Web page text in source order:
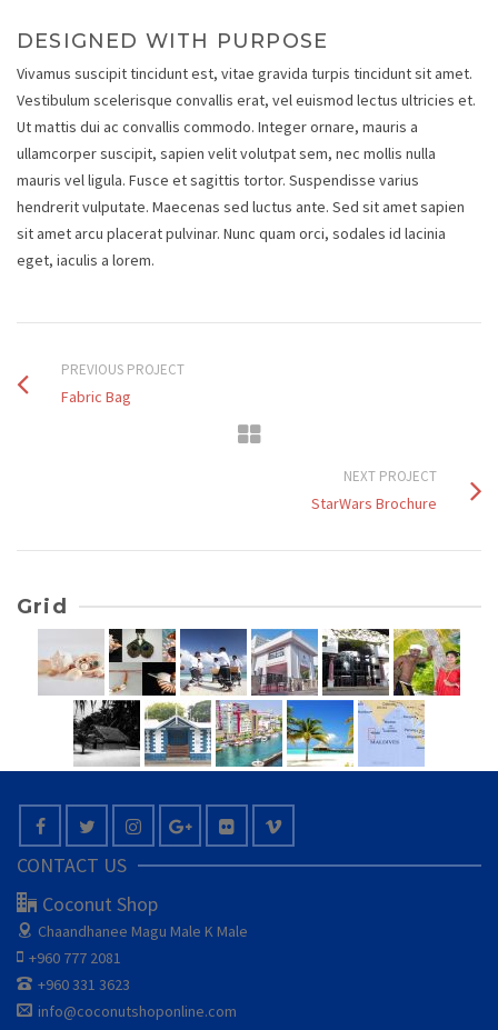
DESIGNED WITH PURPOSE
Vivamus suscipit tincidunt est, vitae gravida turpis tincidunt sit amet.
Vestibulum scelerisque convallis erat, vel euismod lectus ultricies et.
Ut mattis dui ac convallis commodo. Integer ornare, mauris a
ullamcorper suscipit, sapien velit volutpat sem, nec mollis nulla
mauris vel ligula. Fusce et sagittis tortor. Suspendisse varius
hendrerit vulputate. Maecenas sed luctus ante. Sed sit amet sapien
sit amet arcu placerat pulvinar. Nunc quam orci, sodales id lacinia
eget, iaculis a lorem.
PREVIOUS PROJECT
Fabric Bag
NEXT PROJECT
StarWars Brochure
Grid
CONTACT US
Coconut Shop
Chaandhanee Magu Male K Male
+960 777 2081
+960 331 3623
info@coconutshoponline.com